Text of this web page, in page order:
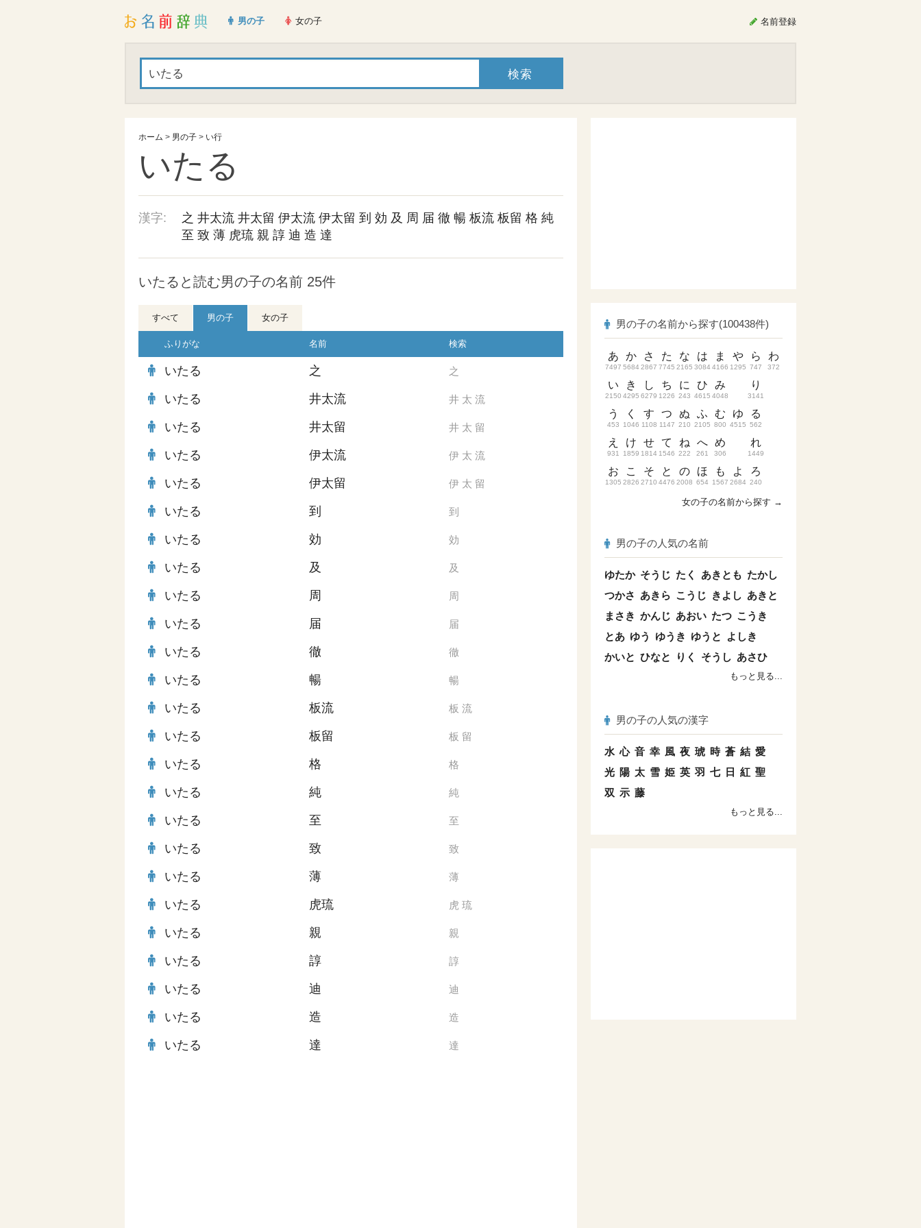
男の子 女の子 名前登録
ホーム > 男の子 > い行
いたる
漢字: 之 井太流 井太留 伊太流 伊太留 到 効 及 周 届 徹 暢 板流 板留 格 純
至 致 薄 虎琉 親 諄 迪 造 達
いたると読む男の子の名前 25件
すべて 男の子 女の子
ふりがな 名前 検索
いたる 之 之
いたる 井太流 井 太 流
いたる 井太留 井 太 留
いたる 伊太流 伊 太 流
いたる 伊太留 伊 太 留
いたる 到 到
いたる 効 効
いたる 及 及
いたる 周 周
いたる 届 届
いたる 徹 徹
いたる 暢 暢
いたる 板流 板 流
いたる 板留 板 留
いたる 格 格
いたる 純 純
いたる 至 至
いたる 致 致
いたる 薄 薄
いたる 虎琉 虎 琉
いたる 親 親
いたる 諄 諄
いたる 迪 迪
いたる 造 造
いたる 達 達
男の子の名前から探す(100438件)
あ
7497
い
2150
う
453
え
931
お
1305
か
5684
き
4295
く
1046
け
1859
こ
2826
さ
2867
し
6279
す
1108
せ
1814
そ
2710
た
7745
ち
1226
つ
1147
て
1546
と
4476
な
2165
に
243
ぬ
210
ね
222
の
2008
は
3084
ひ
4615
ふ
2105
へ
261
ほ
654
ま
4166
み
4048
む
800
め
306
も
1567
や
1295
ゆ
4515
よ
2684
ら
747
り
3141
る
562
れ
1449
ろ
240
わ
372
女の子の名前から探す →
男の子の人気の名前
ゆたか そうじ たく あきとも たかし
つかさ あきら こうじ きよし あきと
まさき かんじ あおい たつ こうき
とあ ゆう ゆうき ゆうと
よしき
かいと ひなと りく そうし あさひ
もっと見る...
男の子の人気の漢字
水 心 音 幸 風 夜 琥 時 蒼 結 愛
光 陽 太 雪 姫 英 羽 七 日 紅 聖
双 示 藤
もっと見る...